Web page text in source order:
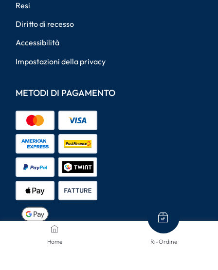
Home Ri-Ordine
Resi
Diritto di recesso
Accessibilità
Impostazioni della privacy
METODI DI PAGAMENTO
METODI DI SPEDIZIONE